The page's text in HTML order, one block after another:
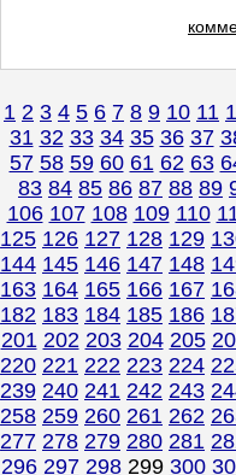
1 2 3 4 5 6 7 8 9 10 11
31 32 33 34 35 36 37
57 58 59 60 61 62 63
83 84 85 86 87 88 89
106 107 108 109 110
125 126 127 128 129
144 145 146 147 148
163 164 165 166 167
182 183 184 185 186
201 202 203 204 205
220 221 222 223 224
239 240 241 242 243
258 259 260 261 262
277 278 279 280 281
296 297 298299 300